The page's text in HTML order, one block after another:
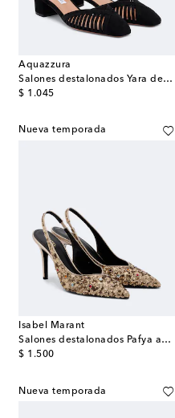
Aquazzura
Salones destalonados Yara de ante
$ 1.045
original price
Nueva temporada
Isabel Marant
Salones destalonados Pafya adornados
$ 1.500
original price
Nueva temporada